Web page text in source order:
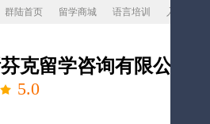
群陆首页 留学商城 语言培训 入驻机构
5.0